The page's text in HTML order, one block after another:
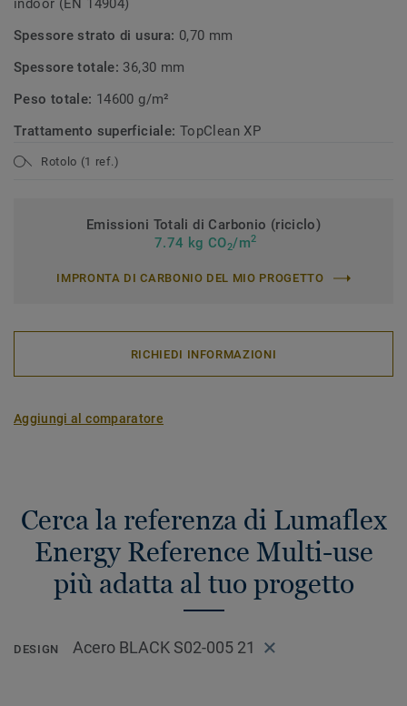
indoor (EN 14904)
Spessore strato di usura: 0,70 mm
Spessore totale: 36,30 mm
Peso totale: 14600 g/m²
Trattamento superficiale: TopClean XP
Rotolo (1 ref.)
Emissioni Totali di Carbonio (riciclo)
7.74 kg CO2/m2
IMPRONTA DI CARBONIO DEL MIO PROGETTO
RICHIEDI INFORMAZIONI
Aggiungi al comparatore
Cerca la referenza di Lumaflex
Energy Reference Multi-use
più adatta al tuo progetto
DESIGN Acero BLACK S02-005 21